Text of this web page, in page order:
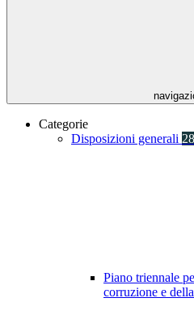
Categorie
Disposizioni generali 28
Piano triennale
corruzione e